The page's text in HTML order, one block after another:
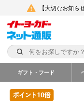
【大切なお知ら
ギフト・フード